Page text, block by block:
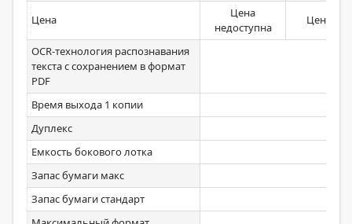
Цена
Цена
недоступна
Цена
OCR-технология распознавания
текста с сохранением в формат
PDF
Время выхода 1 копии
Дуплекс
Емкость бокового лотка
Запас бумаги макс
Запас бумаги стандарт